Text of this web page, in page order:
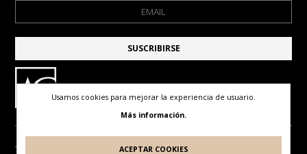
TÉRMINOS DE USO POLÍTICA DE PRIVACIDAD POLÍTICA DE COOKIES
Usamos cookies para mejorar la experiencia de usuario.
Más información.
ACEPTAR COOKIES